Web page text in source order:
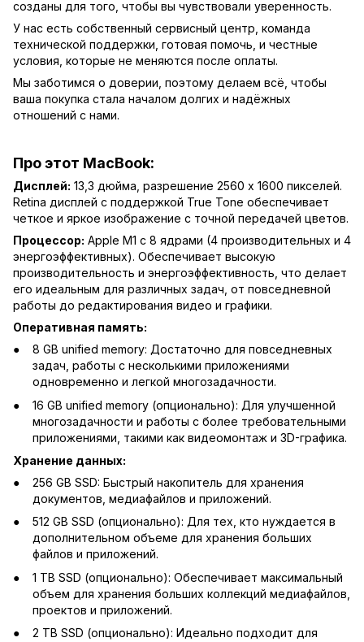
созданы для того, чтобы вы чувствовали уверенность.
У нас есть собственный сервисный центр, команда
технической поддержки, готовая помочь, и честные
условия, которые не меняются после оплаты.
Мы заботимся о доверии, поэтому делаем всё, чтобы
ваша покупка стала началом долгих и надёжных
отношений с нами.
Про этот MacBook:
Дисплей: 13,3 дюйма, разрешение 2560 x 1600 пикселей.
Retina дисплей с поддержкой True Tone обеспечивает
четкое и яркое изображение с точной передачей цветов.
Процессор: Apple M1 с 8 ядрами (4 производительных и 4
энергоэффективных). Обеспечивает высокую
производительность и энергоэффективность, что делает
его идеальным для различных задач, от повседневной
работы до редактирования видео и графики.
Оперативная память:
8 GB unified memory: Достаточно для повседневных
задач, работы с несколькими приложениями
одновременно и легкой многозадачности.
16 GB unified memory (опционально): Для улучшенной
многозадачности и работы с более требовательными
приложениями, такими как видеомонтаж и 3D-графика.
Хранение данных:
256 GB SSD: Быстрый накопитель для хранения
документов, медиафайлов и приложений.
512 GB SSD (опционально): Для тех, кто нуждается в
дополнительном объеме для хранения больших
файлов и приложений.
1 TB SSD (опционально): Обеспечивает максимальный
объем для хранения больших коллекций медиафайлов,
проектов и приложений.
2 TB SSD (опционально): Идеально подходит для